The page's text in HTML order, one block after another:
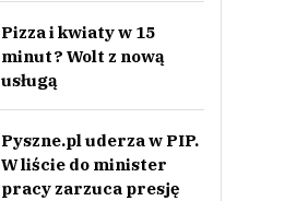
Pizza i kwiaty w 15
minut? Wolt z nową
usługą
Pyszne.pl uderza w PIP.
W liście do minister
pracy zarzuca presję